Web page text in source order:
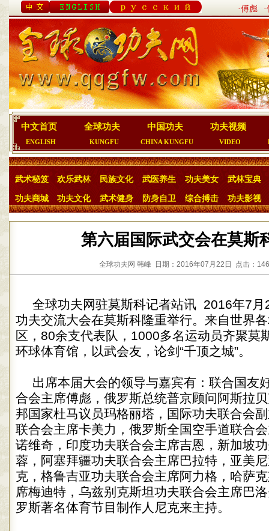
·傅彪
中文首页
ENGLISH
全球功夫
KUNGFU
中国功夫
CHINA KUNGFU
功夫视频
VIDEO
武术秘笈 欢乐武林 民族文化 武医养生 功夫美女 武林宝典
功夫商城 功夫文化 武术健身 防身自卫 综合搏击 功夫影视
第六届国际武交会在莫斯
全球功夫网 韩峰 日期：2016年07月22日 点击：
全球功夫网驻莫斯科记者站讯 2016年7月
功夫交流大会在莫斯科隆重举行。来自世界
区，80余支代表队，1000多名运动员齐聚莫
环球体育馆，以武会友，论剑“千顶之城”。
出席本届大会的领导与嘉宾有：联合国友
合会主席傅彪，俄罗斯总统普京顾问阿斯拉
邦国家杜马议员玛格丽塔，国际功夫联合会
联合会主席卡美力，俄罗斯全国空手道联合
诺维奇，印度功夫联合会主席吉恩，新加坡
蓉，阿塞拜疆功夫联合会主席巴拉特，亚美
克，格鲁吉亚功夫联合会主席阿力格，哈萨
席梅迪特，乌兹别克斯坦功夫联合会主席巴
罗斯著名体育节目制作人尼克来主持。